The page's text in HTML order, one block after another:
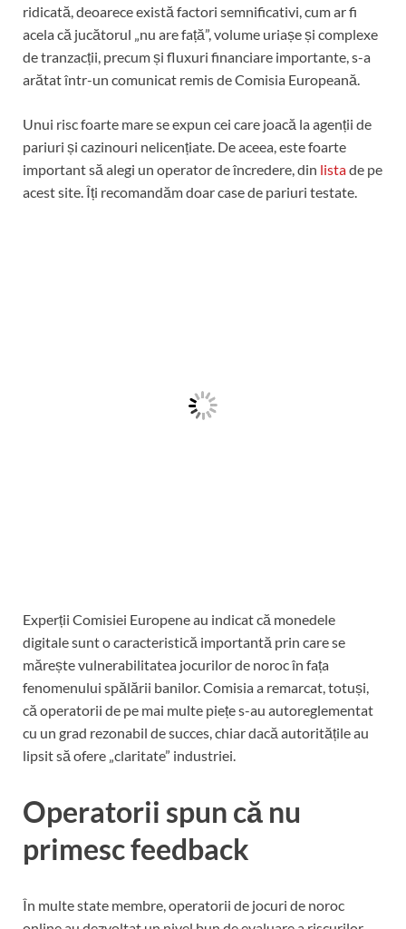
ridicată, deoarece există factori semnificativi, cum ar fi
acela că jucătorul „nu are față”, volume uriașe și complexe
de tranzacții, precum și fluxuri financiare importante, s-a
arătat într-un comunicat remis de Comisia Europeană.
Unui risc foarte mare se expun cei care joacă la agenții de
pariuri și cazinouri nelicențiate. De aceea, este foarte
important să alegi un operator de încredere, din listade pe
acest site. Îți recomandăm doar case de pariuri testate.
Experții Comisiei Europene au indicat că monedele
digitale sunt o caracteristică importantă prin care se
mărește vulnerabilitatea jocurilor de noroc în fața
fenomenului spălării banilor. Comisia a remarcat, totuși,
că operatorii de pe mai multe piețe s-au autoreglementat
cu un grad rezonabil de succes, chiar dacă autoritățile au
lipsit să ofere „claritate” industriei.
Operatorii spun că nu
primesc feedback
În multe state membre, operatorii de jocuri de noroc